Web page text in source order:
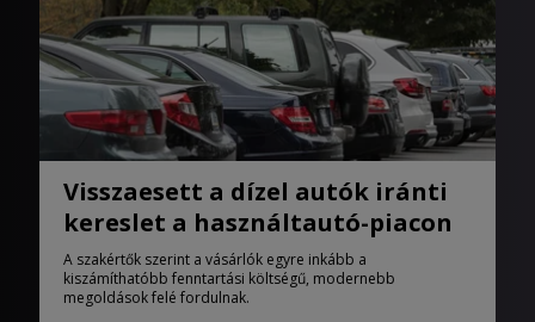
Visszaesett a dízel autók iránti
kereslet a használtautó-piacon
A szakértők szerint a vásárlók egyre inkább a
kiszámíthatóbb fenntartási költségű, modernebb
megoldások felé fordulnak.